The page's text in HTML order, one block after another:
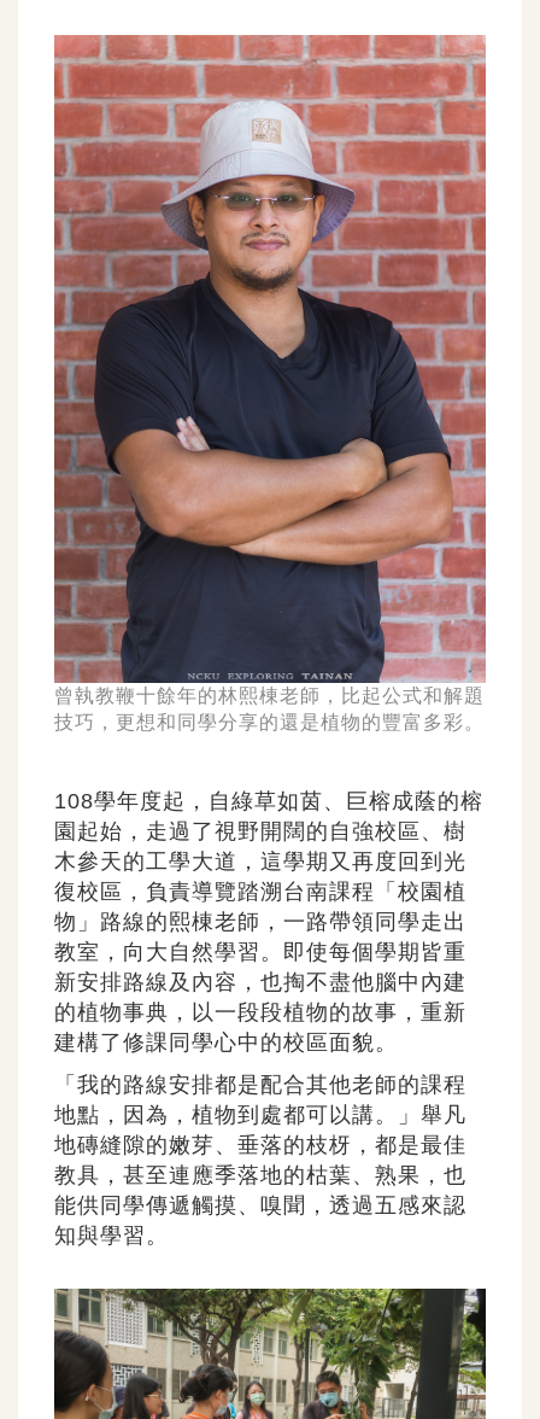
曾執教鞭十餘年的林熙棟老師，比起公式和解題
技巧，更想和同學分享的還是植物的豐富多彩。
108學年度起，自綠草如茵、巨榕成蔭的榕
園起始，走過了視野開闊的自強校區、樹
木參天的工學大道，這學期又再度回到光
復校區，負責導覽踏溯台南課程「校園植
物」路線的熙棟老師，一路帶領同學走出
教室，向大自然學習。即使每個學期皆重
新安排路線及內容，也掏不盡他腦中內建
的植物事典，以一段段植物的故事，重新
建構了修課同學心中的校區面貌。
「我的路線安排都是配合其他老師的課程
地點，因為，植物到處都可以講。」舉凡
地磚縫隙的嫩芽、垂落的枝枒，都是最佳
教具，甚至連應季落地的枯葉、熟果，也
能供同學傳遞觸摸、嗅聞，透過五感來認
知與學習。